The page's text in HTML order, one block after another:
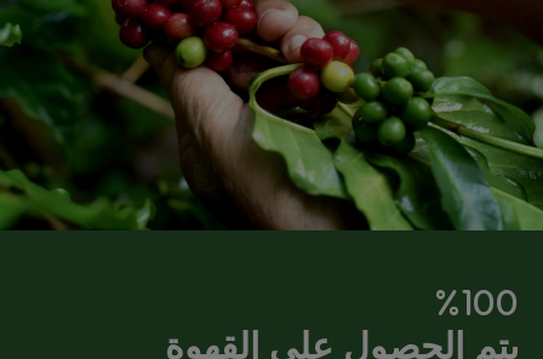
%100
يتم الحصول على القهوة